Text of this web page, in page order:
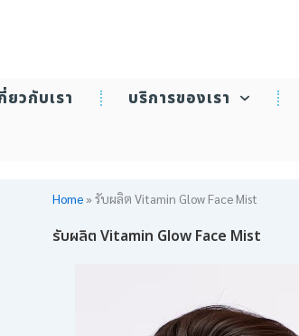
ยวกับเรา บริการของเรา
Home »รับผลิต Vitamin Glow Face Mist
รับผลิต Vitamin Glow Face Mist